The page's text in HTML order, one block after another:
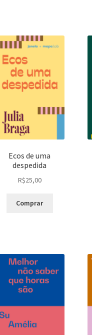
Ecos de uma
despedida
R$25,00
Comprar